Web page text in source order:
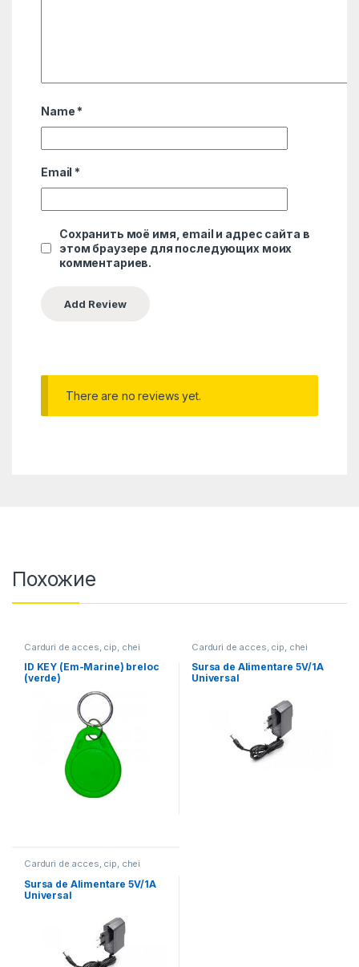
Name *
Email *
Сохранить моё имя, email и адрес сайта в
этом браузере для последующих моих
комментариев.
There are no reviews yet.
Похожие
Carduri de acces, cip, chei
ID KEY (Em-Marine) breloc
(verde)
Carduri de acces, cip, chei
Sursa de Alimentare 5V/1A
Universal
Carduri de acces, cip, chei
Sursa de Alimentare 5V/1A
Universal